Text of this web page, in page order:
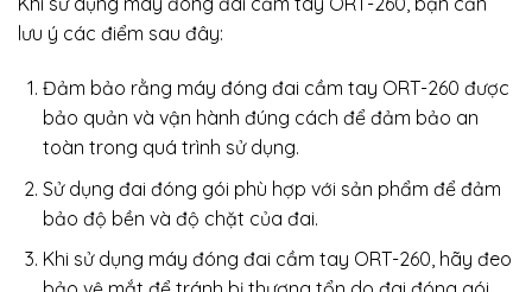
lưu ý các điểm sau đây:
Đảm bảo rằng máy đóng đai cầm tay ORT-260 được
bảo quản và vận hành đúng cách để đảm bảo an
toàn trong quá trình sử dụng.
Sử dụng đai đóng gói phù hợp với sản phẩm để đảm
bảo độ bền và độ chặt của đai.
Khi sử dụng máy đóng đai cầm tay ORT-260, hãy đeo